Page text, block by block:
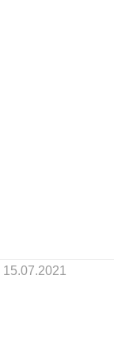
15.07.2021